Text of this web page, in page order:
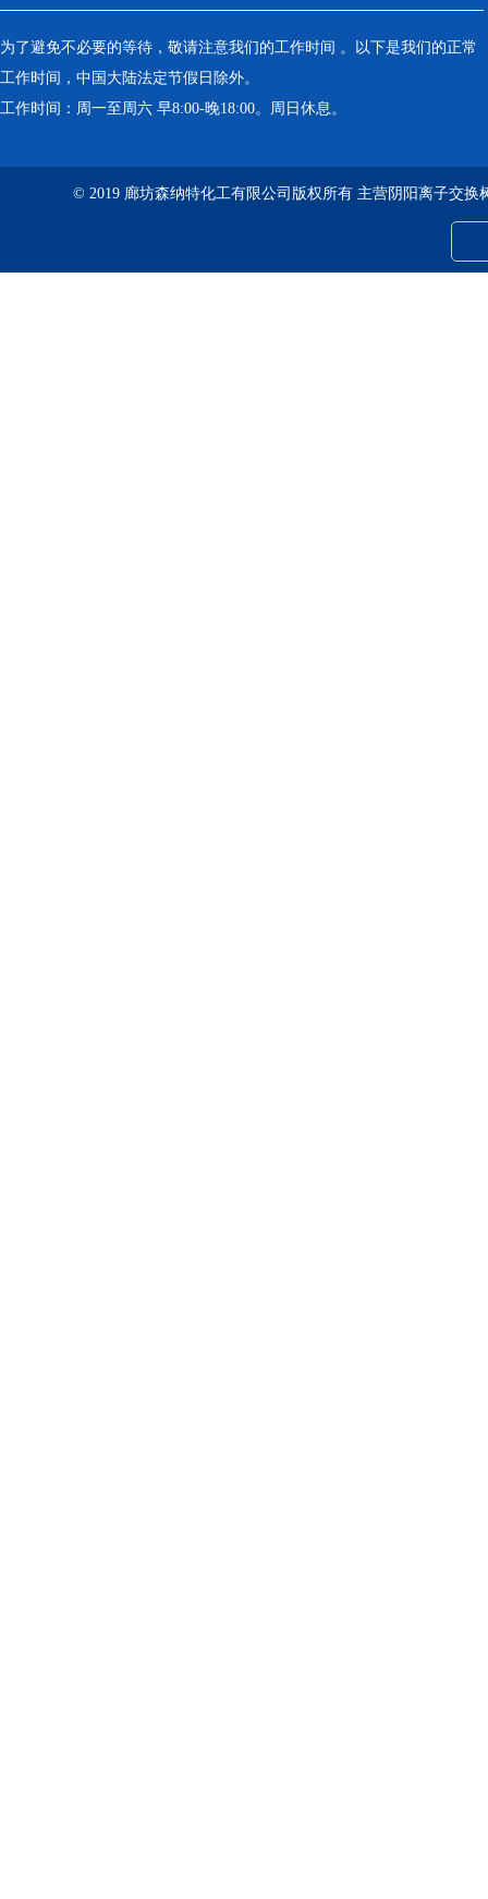
为了避免不必要的等待，敬请注意我们的工作时间 。以下是我们的正常
工作时间，中国大陆法定节假日除外。
工作时间：周一至周六 早8:00-晚18:00。周日休息。
© 2019 廊坊森纳特化工有限公司版权所有 主营阴阳离子交换